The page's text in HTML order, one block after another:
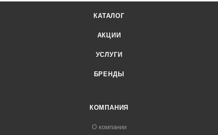
КАТАЛОГ
АКЦИИ
УСЛУГИ
БРЕНДЫ
КОМПАНИЯ
О компании